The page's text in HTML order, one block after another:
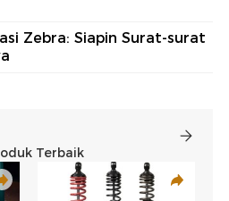
Zebra: Siapin Surat-surat